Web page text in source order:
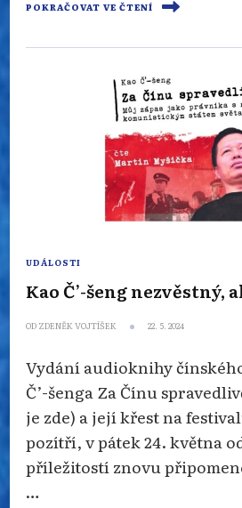
POKRAČOVAT VE ČTENÍ
UDÁLOSTI
Kao Č’-šeng nezvěstný,
OD ZDENĚK VOJTÍŠEK 22. 5. 2024
Vydání audioknihy
Č’-šenga Za Čínu
je zde) a její křest na
pozítří, v pátek 24. května
příležitostí znovu
…